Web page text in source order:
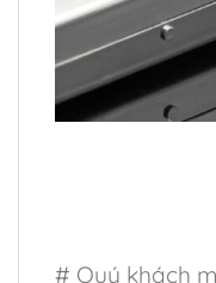
# Quý khách